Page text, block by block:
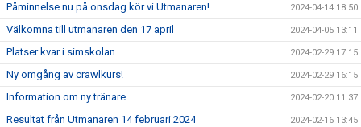
Påminnelse nu på onsdag kör vi Utmanaren! 2024-04-14 18:50
Välkomna till utmanaren den 17 april 2024-04-05 13:11
Platser kvar i simskolan 2024-02-29 17:15
Ny omgång av crawlkurs! 2024-02-29 16:15
Information om ny tränare 2024-02-20 11:37
Resultat från Utmanaren 14 februari 2024 2024-02-16 13:45